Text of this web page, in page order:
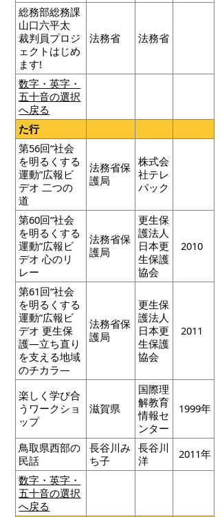
総務部総務課
山口六平太
裁判員プロジ
ェクトはじめ
ます!
法務省 法務省
数字・英字・
五十音の選択
へ戻る
た行
第56回“社会
を明るくする
運動”広報ビ
デオ 二つの
道
法務省保
護局
株式会
社テレ
パック
第60回“社会
を明るくする
運動”広報ビ
デオ 心のリ
レー
法務省保
護局
更生保
護法人
日本更
生保護
協会
2010
第61回“社会
を明るくする
運動”広報ビ
デオ 更生保
護―立ち直り
を支える地域
のチカラ―
法務省保
護局
更生保
護法人
日本更
生保護
協会
2011
楽しく学び合
うワークショ
ップ
滋賀県
国際理
解教育
情報セ
ンター
1999年
鳥取県西部の
民話
長谷川み
ち子
長谷川
洋
2011年
数字・英字・
五十音の選択
へ戻る